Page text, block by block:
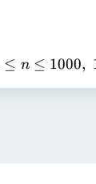
≤ n ≤ 1000,